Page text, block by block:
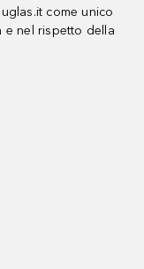
come unico
e nel rispetto della